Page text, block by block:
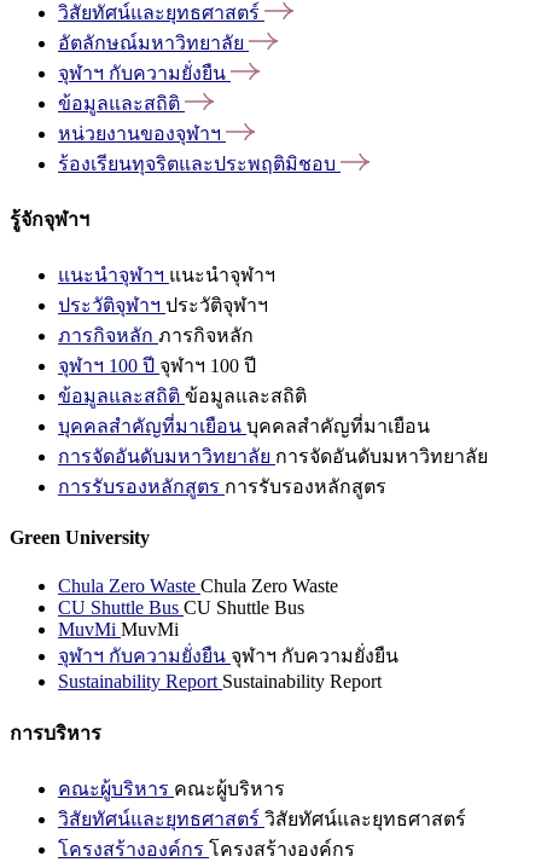
วิสัยทัศน์และยุทธศาสตร์
อัตลักษณ์มหาวิทยาลัย
จุฬาฯ กับความยั่งยืน
ข้อมูลและสถิติ
หน่วยงานของจุฬาฯ
ร้องเรียนทุจริตและประพฤติมิชอบ
รู้จักจุฬาฯ
แนะนำจุฬาฯ แนะนำจุฬาฯ
ประวัติจุฬาฯ ประวัติจุฬาฯ
ภารกิจหลัก ภารกิจหลัก
จุฬาฯ 100 ปี จุฬาฯ 100 ปี
ข้อมูลและสถิติ ข้อมูลและสถิติ
บุคคลสำคัญที่มาเยือน บุคคลสำคัญที่มาเยือน
การจัดอันดับมหาวิทยาลัย การจัดอันดับมหาวิทยาลัย
การรับรองหลักสูตร การรับรองหลักสูตร
Green University
Chula Zero Waste Chula Zero Waste
CU Shuttle Bus CU Shuttle Bus
MuvMi MuvMi
จุฬาฯ กับความยั่งยืน จุฬาฯ กับความยั่งยืน
Sustainability Report Sustainability Report
การบริหาร
คณะผู้บริหาร คณะผู้บริหาร
วิสัยทัศน์และยุทธศาสตร์ วิสัยทัศน์และยุทธศาสตร์
โครงสร้างองค์กร โครงสร้างองค์กร